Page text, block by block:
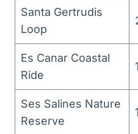
Santa Gertrudis
Loop
Es Canar Coastal
Ride
Ses Salines Nature
Reserve